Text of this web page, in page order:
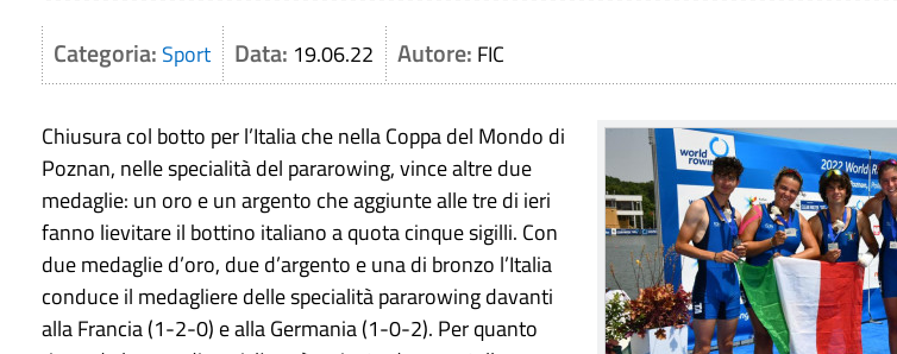
Categoria: Sport Data: 19.06.22 Autore: FIC
Chiusura col botto per l’Italia che nella Coppa del Mondo di
Poznan, nelle specialità del pararowing, vince altre due
medaglie: un oro e un argento che aggiunte alle tre di ieri
fanno lievitare il bottino italiano a quota cinque sigilli. Con
due medaglie d’oro, due d’argento e una di bronzo l’Italia
conduce il medagliere delle specialità pararowing davanti
alla Francia (1-2-0) e alla Germania (1-0-2). Per quanto